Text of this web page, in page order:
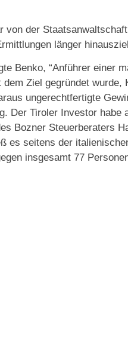
von der
länger
Benko, “Anführer einer
Ziel gegründet wurde,
ungerechtfertigte
Der Tiroler Investor habe
Bozner Steuerberaters
es seitens der
insgesamt 77